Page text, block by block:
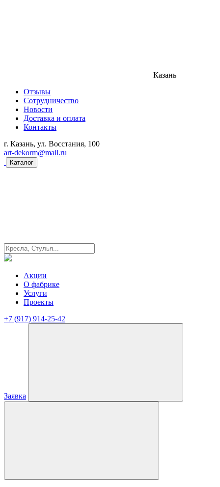
Казань
Отзывы
Сотрудничество
Новости
Доставка и оплата
Контакты
г. Казань, ул. Восстания, 100
art-dekorm@mail.ru
Каталог
Акции
О фабрике
Услуги
Проекты
+7 (917) 914-25-42
Заявка